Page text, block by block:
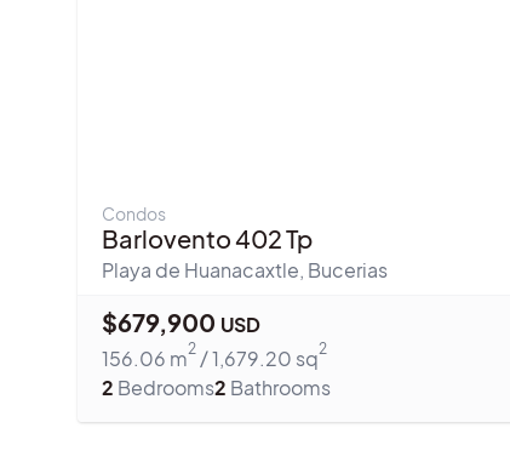
Condos
Barlovento 402 Tp
Playa de Huanacaxtle, Bucerias
$679,900 USD
156.06 m2 /1,679.20 sq2
2 Bedrooms2 Bathrooms